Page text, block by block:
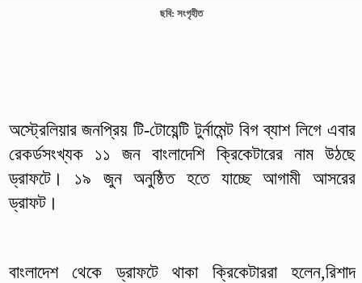
ছবি: সংগৃহীত
অস্ট্রেলিয়ার জনপ্রিয় টি-টোয়েন্টি টুর্নামেন্ট বিগ ব্যাশ লিগে এবার
রেকর্ডসংখ্যক ১১ জন বাংলাদেশি ক্রিকেটারের নাম উঠছে
ড্রাফটে। ১৯ জুন অনুষ্ঠিত হতে যাচ্ছে আগামী আসরের
ড্রাফট।
বাংলাদেশ থেকে ড্রাফটে থাকা ক্রিকেটাররা হলেন,রিশাদ